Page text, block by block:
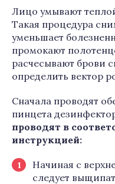
Лицо умывают
Такая процедура
уменьшает
промокают
расчесывают брови
определить вектор
Сначала проводят
пинцета
проводят в
инструкцией:
Начиная с
следует